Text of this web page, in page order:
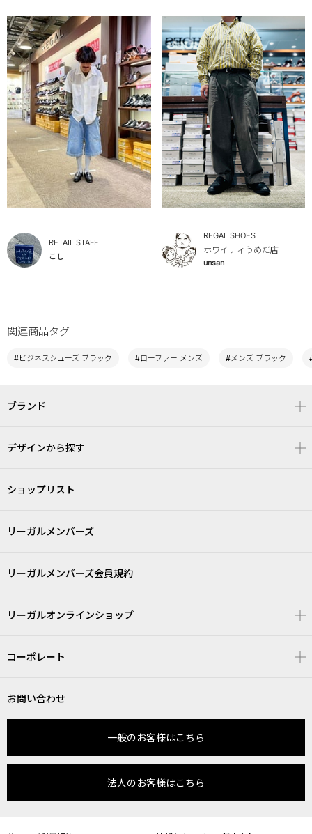
RETAIL STAFF
こし
REGAL SHOES
ホワイティうめだ店
unsan
関連商品タグ
#ビジネスシューズ ブラック #ローファー メンズ #メンズ ブラック
ブランド
デザインから探す
ショップリスト
リーガルメンバーズ
リーガルメンバーズ会員規約
リーガルオンラインショップ
コーポレート
お問い合わせ
一般のお客様はこちら
法人のお客様はこちら